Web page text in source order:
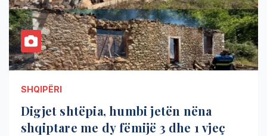
SHQIPËRI
Digjet shtëpia, humbi jetën nëna
shqiptare me dy fëmijë 3 dhe 1 vjeç